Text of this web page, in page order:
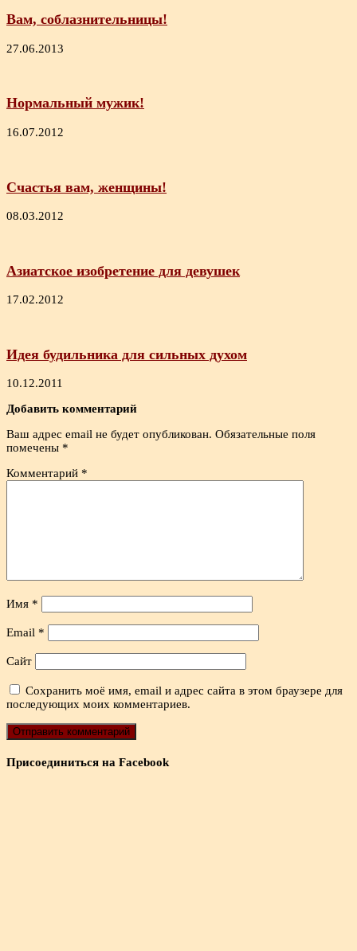
Вам, соблазнительницы!
27.06.2013
Нормальный мужик!
16.07.2012
Счастья вам, женщины!
08.03.2012
Азиатское изобретение для девушек
17.02.2012
Идея будильника для сильных духом
10.12.2011
Добавить комментарий
Ваш адрес email не будет опубликован. Обязательные поля
помечены *
Комментарий *
Имя *
Email *
Сайт
Сохранить моё имя, email и адрес сайта в этом браузере для
последующих моих комментариев.
Присоединиться на Facebook